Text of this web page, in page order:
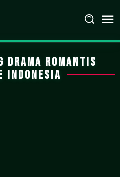
drama romantis